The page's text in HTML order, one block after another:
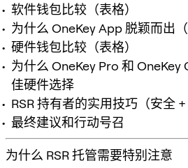
软件钱包比较（表格）
为什么 OneKey App 脱颖而出（
硬件钱包比较（表格）
为什么 OneKey Pro 和 OneKey
佳硬件选择
RSR 持有者的实用技巧（安全 +
最终建议和行动号召
为什么 RSR 托管需要特别注意